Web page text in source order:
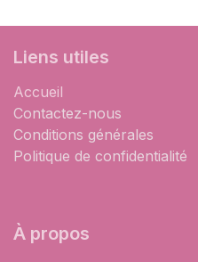
Liens utiles
Accueil
Contactez-nous
Conditions générales
Politique de confidentialité
À propos